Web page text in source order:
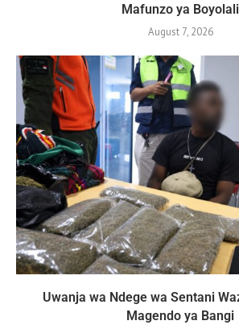
Mafunzo ya Boyolali
August 7, 2026
Uwanja wa Ndege wa Sentani
Magendo ya Bangi